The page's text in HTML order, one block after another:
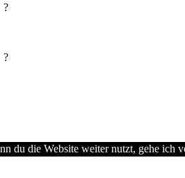
?
?
du die Website weiter nutzt, gehe ich